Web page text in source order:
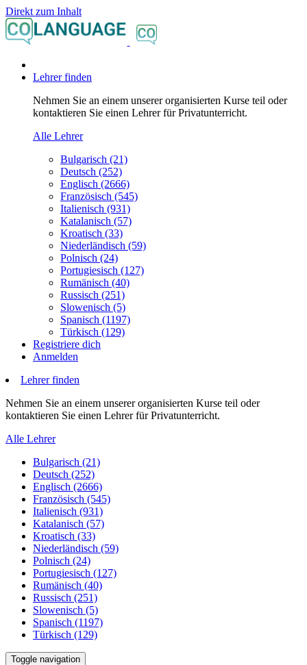
Direkt zum Inhalt
Lehrer finden
Nehmen Sie an einem unserer organisierten Kurse teil oder
kontaktieren Sie einen Lehrer für Privatunterricht.
Alle Lehrer
Bulgarisch (21)
Deutsch (252)
Englisch (2666)
Französisch (545)
Italienisch (931)
Katalanisch (57)
Kroatisch (33)
Niederländisch (59)
Polnisch (24)
Portugiesisch (127)
Rumänisch (40)
Russisch (251)
Slowenisch (5)
Spanisch (1197)
Türkisch (129)
Registriere dich
Anmelden
Lehrer finden
Nehmen Sie an einem unserer organisierten Kurse teil oder
kontaktieren Sie einen Lehrer für Privatunterricht.
Alle Lehrer
Bulgarisch (21)
Deutsch (252)
Englisch (2666)
Französisch (545)
Italienisch (931)
Katalanisch (57)
Kroatisch (33)
Niederländisch (59)
Polnisch (24)
Portugiesisch (127)
Rumänisch (40)
Russisch (251)
Slowenisch (5)
Spanisch (1197)
Türkisch (129)
Toggle navigation